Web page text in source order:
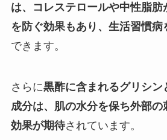
は、コレステロールや中性脂肪
を防ぐ効果もあり、生活習慣病
できます。
さらに黒酢に含まれるグリシン
成分は、肌の水分を保ち外部の
効果が期待されています。